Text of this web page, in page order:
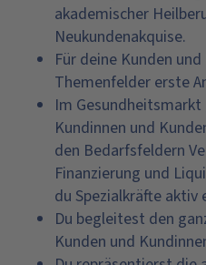
akademischer
Neukundenakquise.
Für deine Kunden
Themenfelder erste
Im
Kundinnen und
den Bedarfsfeldern
Finanzierung und
du Spezialkräfte aktiv
Du begleitest den
Kunden und